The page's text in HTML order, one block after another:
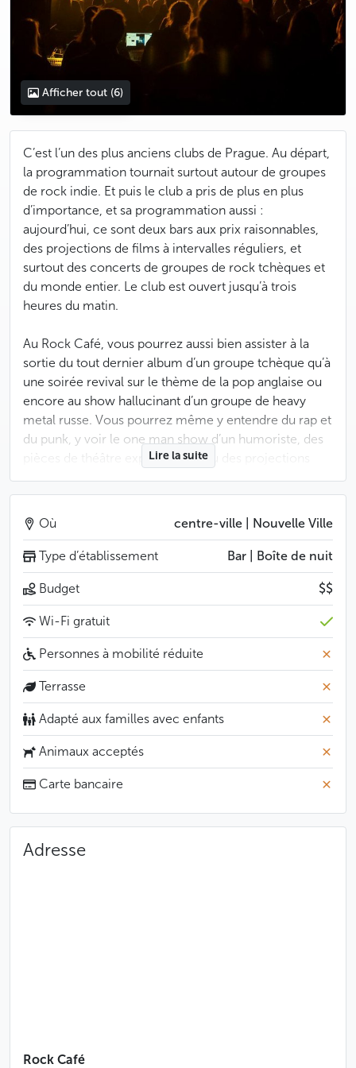
Afficher tout (6)
C’est l’un des plus anciens clubs de Prague. Au départ,
la programmation tournait surtout autour de groupes
de rock indie. Et puis le club a pris de plus en plus
d’importance, et sa programmation aussi :
aujourd’hui, ce sont deux bars aux prix raisonnables,
des projections de films à intervalles réguliers, et
surtout des concerts de groupes de rock tchèques et
du monde entier. Le club est ouvert jusqu’à trois
heures du matin.
Au Rock Café, vous pourrez aussi bien assister à la
sortie du tout dernier album d’un groupe tchèque qu’à
une soirée revival sur le thème de la pop anglaise ou
encore au show hallucinant d’un groupe de heavy
metal russe. Vous pourrez même y entendre du rap et
du punk, y voir le one man show d’un humoriste, des
pièces de théâtre expérimental ou des projections
itinérantes… Bref, l’endroit n’a rien de snob, c’est un
club au design plutôt ordinaire dont on apprécie la
programmation et où on peut discuter tranquillement
au bar, dans la partie ouverte.
Lire la suite
Moins
Où centre-ville | Nouvelle Ville
Type d’établissement Bar | Boîte de nuit
Budget $$
Wi-Fi gratuit
Personnes à mobilité réduite
Terrasse
Adapté aux familles avec enfants
Animaux acceptés
Carte bancaire
Adresse
Rock Café